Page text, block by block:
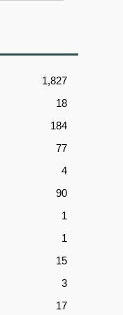
1,827
18
184
77
4
90
1
1
15
3
17